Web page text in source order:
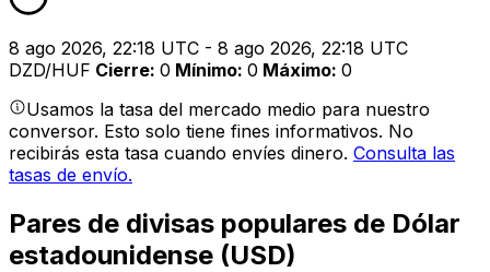
8 ago 2026, 22:18 UTC - 8 ago 2026, 22:18 UTC
DZD/HUF Cierre: 0 Mínimo: 0 Máximo: 0
Usamos la tasa del mercado medio para nuestro
conversor. Esto solo tiene fines informativos. No
recibirás esta tasa cuando envíes dinero. Consulta las
tasas de envío.
Pares de divisas populares de Dólar
estadounidense (USD)